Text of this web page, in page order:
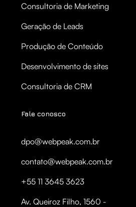
Consultoria de Marketing
Geração de Leads
Produção de Conteúdo
Desenvolvimento de sites
Consultoria de CRM
Fale conosco
dpo@webpeak.com.br
contato@webpeak.com.br
+55 11 3645 3623
Av. Queiroz Filho, 1560 -